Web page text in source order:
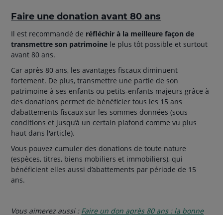
Faire une donation avant 80 ans
Il est recommandé de réfléchir à la meilleure façon de
transmettre son patrimoine le plus tôt possible et surtout
avant 80 ans.
Car après 80 ans, les avantages fiscaux diminuent
fortement. De plus, transmettre une partie de son
patrimoine à ses enfants ou petits-enfants majeurs grâce à
des donations permet de bénéficier tous les 15 ans
d’abattements fiscaux sur les sommes données (sous
conditions et jusqu’à un certain plafond comme vu plus
haut dans l'article).
Vous pouvez cumuler des donations de toute nature
(espèces, titres, biens mobiliers et immobiliers), qui
bénéficient elles aussi d’abattements par période de 15
ans.
Vous aimerez aussi : Faire un don après 80 ans : la bonne